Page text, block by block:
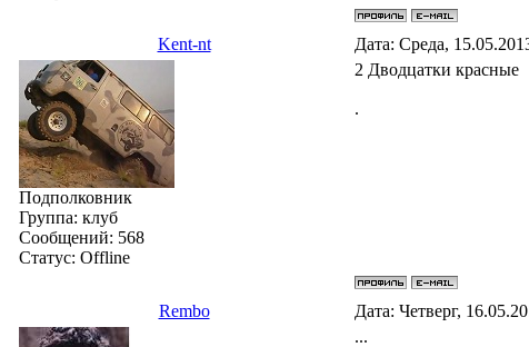
Kent-nt Дата: Среда,
Подполковник
Группа: клуб
Сообщений: 568
Статус: Offline
2 Дводцатки красные
.
Rembo Дата: Четверг,
...